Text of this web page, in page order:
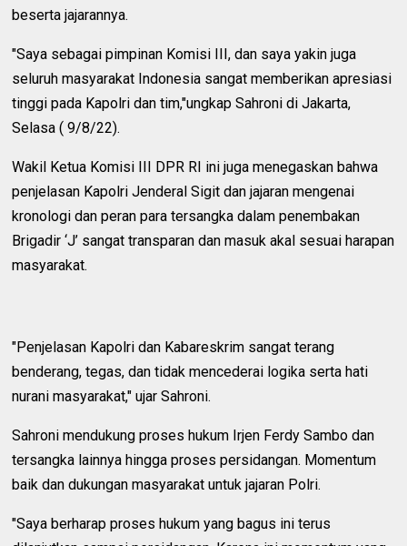
beserta jajarannya.
"Saya sebagai pimpinan Komisi III, dan saya yakin juga
seluruh masyarakat Indonesia sangat memberikan apresiasi
tinggi pada Kapolri dan tim,"ungkap Sahroni di Jakarta,
Selasa ( 9/8/22).
Wakil Ketua Komisi III DPR RI ini juga menegaskan bahwa
penjelasan Kapolri Jenderal Sigit dan jajaran mengenai
kronologi dan peran para tersangka dalam penembakan
Brigadir ‘J’ sangat transparan dan masuk akal sesuai harapan
masyarakat.
"Penjelasan Kapolri dan Kabareskrim sangat terang
benderang, tegas, dan tidak mencederai logika serta hati
nurani masyarakat," ujar Sahroni.
Sahroni mendukung proses hukum Irjen Ferdy Sambo dan
tersangka lainnya hingga proses persidangan. Momentum
baik dan dukungan masyarakat untuk jajaran Polri.
"Saya berharap proses hukum yang bagus ini terus